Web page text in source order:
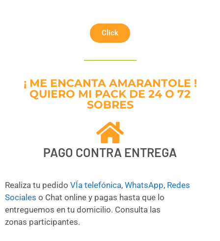
Click
¡ ME ENCANTA AMARANTOLE !
QUIERO MI PACK DE 24 O 72
SOBRES
PAGO CONTRA ENTREGA
Realiza tu pedido VÍa telefónica, WhatsApp, Redes
Sociales o Chat online y pagas hasta que lo
entreguemos en tu domicilio. Consulta las
zonas participantes.